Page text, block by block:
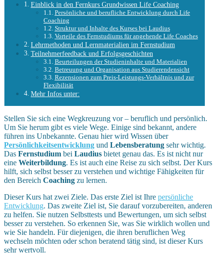
Einblick in den Fernkurs Grundwissen Life Coaching
Persönliche und berufliche Entwicklung durch Life
Coaching
Struktur und Inhalte des Kurses bei Laudius
Vorteile des Fernstudiums für angehende Life Coaches
Lehrmethoden und Lernmaterialien im Fernstudium
Teilnehmerfeedback und Erfolgsgeschichten
Beurteilungen der Studieninhalte und Materialien
Betreuung und Organisation aus Studierendensicht
Rezensionen zum Preis-Leistungs-Verhältnis und zur
Flexibilität
Mehr Infos unter:
Stellen Sie sich eine Wegkreuzung vor – beruflich und persönlich.
Um Sie herum gibt es viele Wege. Einige sind bekannt, andere
führen ins Unbekannte. Genau hier wird Wissen über
Persönlichkeitsentwicklung und Lebensberatung sehr wichtig.
Das Fernstudium bei Laudius bietet genau das. Es ist nicht nur
eine Weiterbildung. Es ist auch eine Reise zu sich selbst. Der Kurs
hilft, sich selbst besser zu verstehen und wichtige Fähigkeiten für
den Bereich Coaching zu lernen.
Dieser Kurs hat zwei Ziele. Das erste Ziel ist Ihre persönliche
Entwicklung. Das zweite Ziel ist, Sie darauf vorzubereiten, anderen
zu helfen. Sie nutzen Selbsttests und Bewertungen, um sich selbst
besser zu verstehen. So erkennen Sie, was Sie wirklich wollen und
wie Sie handeln. Für diejenigen, die ihren beruflichen Weg
wechseln möchten oder schon beratend tätig sind, ist dieser Kurs
sehr wertvoll.